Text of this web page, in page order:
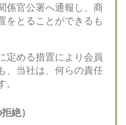
係官公署へ通報し、商
をとることができるも
定める措置により会員
、当社は、何らの責任
絶）